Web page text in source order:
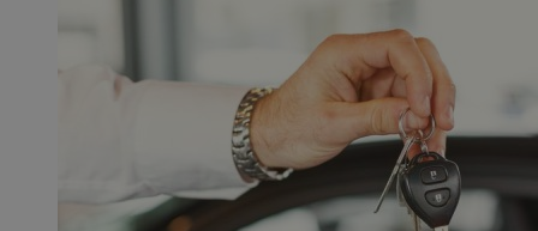
Targetowanie
Niezbędne pliki cookie umożliwiają korzystanie z podstawowych
takich jak logowanie użytkownika i zarządzanie kontem. Bez
można prawidłowo korzystać ze strony internetowej.
Provider
/
SessID
mojetychy.pl